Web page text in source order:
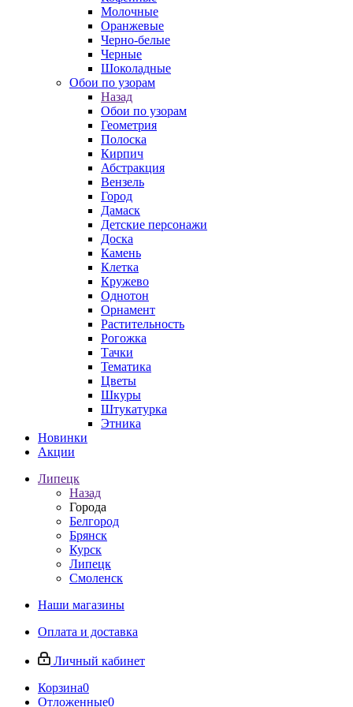
Молочные
Оранжевые
Черно-белые
Черные
Шоколадные
Обои по узорам
Назад
Обои по узорам
Геометрия
Полоска
Кирпич
Абстракция
Вензель
Город
Дамаск
Детские персонажи
Доска
Камень
Клетка
Кружево
Однотон
Орнамент
Растительность
Рогожка
Тачки
Тематика
Цветы
Шкуры
Штукатурка
Этника
Новинки
Акции
Липецк
Назад
Города
Белгород
Брянск
Курск
Липецк
Смоленск
Наши магазины
Оплата и доставка
Личный кабинет
Корзина0
Отложенные0